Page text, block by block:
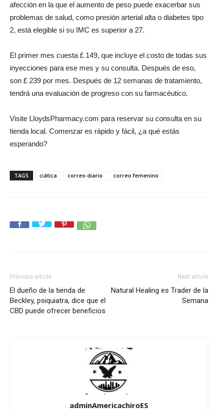
afección en la que el aumento de peso puede exacerbar sus
problemas de salud, como presión arterial alta o diabetes tipo
2, está elegible si su IMC es superior a 27.
El primer mes cuesta £ 149, que incluye el costo de todas sus
inyecciones para ese mes y su consulta. Después de eso,
son £ 239 por mes. Después de 12 semanas de tratamiento,
tendrá una evaluación de progreso con su farmacéutico.
Visite LloydsPharmacy.com para reservar su consulta en su
tienda local. Comenzar es rápido y fácil, ¿a qué estás
esperando?
TAGS ciática correo diario correo femenino
Previous article
El dueño de la tienda de
Beckley, psiquiatra, dice que el
CBD puede ofrecer beneficios
Next article
Natural Healing es Trader de la
Semana
adminAmericachiroES